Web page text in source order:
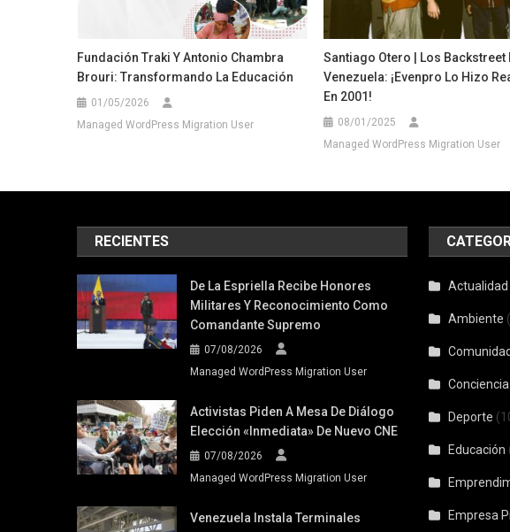
Fundación Traki Y Antonio Chambra
Brouri: Transformando La Educación
01/05/2026
Managed WordPress Migration User
Santiago Otero | Los Backstreet
Venezuela: ¡Evenpro Lo Hizo
En 2001!
08/01/2025
Managed WordPress Migration User
RECIENTES
De La Espriella Recibe Honores
Militares Y Reconocimiento Como
Comandante Supremo
07/08/2026
Managed WordPress Migration User
Activistas Piden A Mesa De Diálogo
Elección «inmediata» De Nuevo CNE
07/08/2026
Managed WordPress Migration User
Venezuela Instala Terminales
Actualidad
Ambiente
Deporte
Educación
Empresa